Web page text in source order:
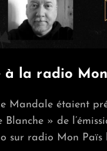
à la radio
Mandale étaient
Blanche » de
sur radio Mon Païs